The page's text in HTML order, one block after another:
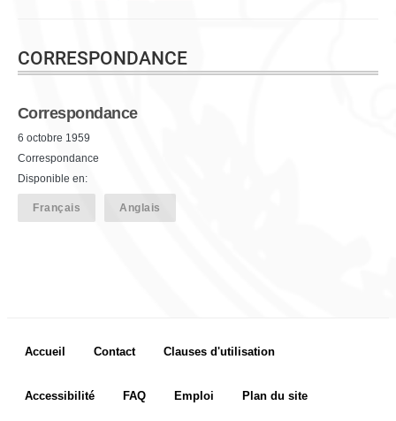
CORRESPONDANCE
Correspondance
6 octobre 1959
Correspondance
Disponible en:
Français Anglais
Footer menu
Accueil Contact Clauses d'utilisation
Accessibilité FAQ Emploi Plan du site